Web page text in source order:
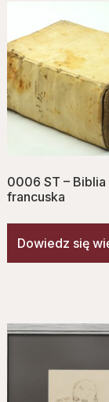
0006 ST – Biblia
francuska
Dowiedz się